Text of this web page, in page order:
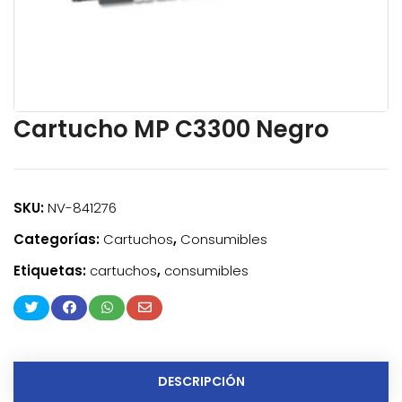
Cartucho MP C3300 Negro
SKU:NV-841276
Categorías: Cartuchos, Consumibles
Etiquetas: cartuchos, consumibles
DESCRIPCIÓN